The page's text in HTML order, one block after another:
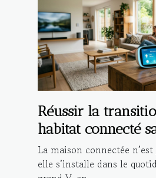
Réussir la
habitat connecté
compromettre la
La maison connectée
elle s’installe dans le